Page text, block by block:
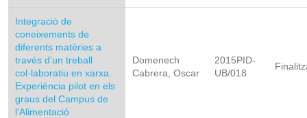
Integració de
coneixements de
diferents matèries a
través d’un treball
col·laboratiu en xarxa.
Experiència pilot en els
graus del Campus de
l’Alimentació
Domenech
Cabrera, Oscar
2015PID-
UB/018